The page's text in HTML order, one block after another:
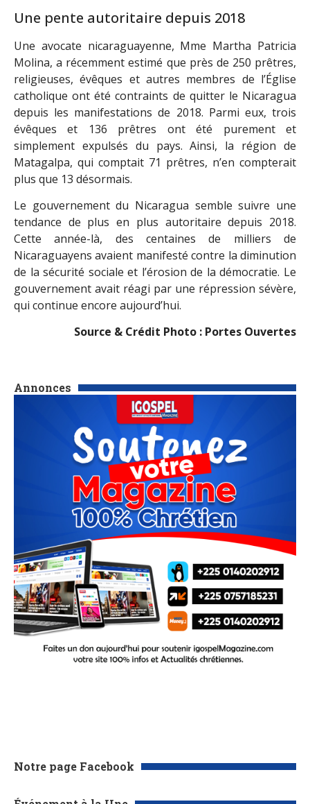
Annonces
Notre page Facebook
Une pente autoritaire depuis 2018
Une avocate nicaraguayenne, Mme Martha Patricia
Molina, a récemment estimé que près de 250 prêtres,
religieuses, évêques et autres membres de l’Église
catholique ont été contraints de quitter le Nicaragua
depuis les manifestations de 2018. Parmi eux, trois
évêques et 136 prêtres ont été purement et
simplement expulsés du pays. Ainsi, la région de
Matagalpa, qui comptait 71 prêtres, n’en compterait
plus que 13 désormais.
Le gouvernement du Nicaragua semble suivre une
tendance de plus en plus autoritaire depuis 2018.
Cette année-là, des centaines de milliers de
Nicaraguayens avaient manifesté contre la diminution
de la sécurité sociale et l’érosion de la démocratie. Le
gouvernement avait réagi par une répression sévère,
qui continue encore aujourd’hui.
Source & Crédit Photo : Portes Ouvertes